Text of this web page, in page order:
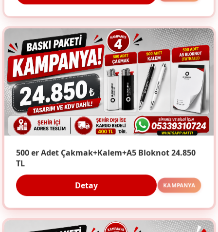
500 er Adet Çakmak+Kalem+A5 Bloknot 24.850
TL
Detay KAMPANYA